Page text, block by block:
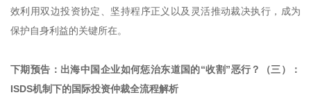
效利用双边投资协定、坚持程序正义以及灵活推动裁决执行，成为
保护自身利益的关键所在。
下期预告：出海中国企业如何惩治东道国的“收割”恶行？（三）：
ISDS机制下的国际投资仲裁全流程解析